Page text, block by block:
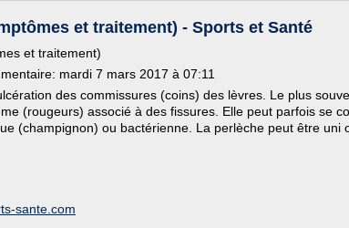
et traitement) - Sports et Santé
et traitement)
mardi 7 mars 2017 à 07:11
des commissures (coins) des lèvres. Le plus
(rougeurs) associé à des fissures. Elle peut parfois se
(champignon) ou bactérienne. La perlèche peut être uni
sante.com